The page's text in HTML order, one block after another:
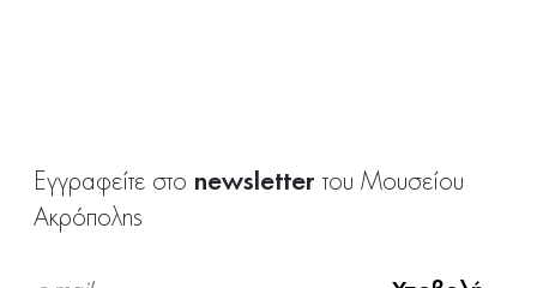
Εγγραφείτε στο newsletter του Μουσείου
Ακρόπολης